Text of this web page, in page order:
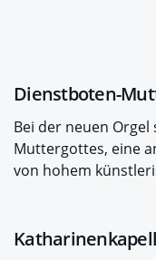
Dienstboten-
Bei der neuen
Muttergottes, eine
von hohem